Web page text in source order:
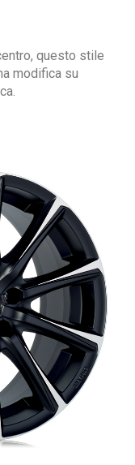
questo stile
modifica su